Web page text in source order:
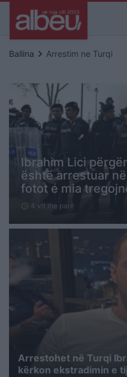
Ballina keyboard_arrow_right Arrestim ne Turqi
Ibrahim Lici
është arrestuar
fotot e mia
schedule 4 vit me parë
Arrestohet në Turqi
kërkon ekstradimin e tij